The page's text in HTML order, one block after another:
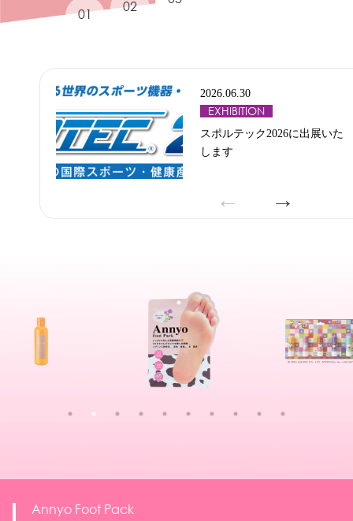
01 02
2026.06.30
EXHIBITION
スポルテック2026に出展いた
します
Propolinse
Annyo Foot Pack
Sanrio Fruits Lipcream
Alcohol Hand Gel
P.A private area sheet pack
JIMAN NO MASK
mediAir
BODY DOCTOR
BB CREAM
Tohjiba Tour Bath Salt Series